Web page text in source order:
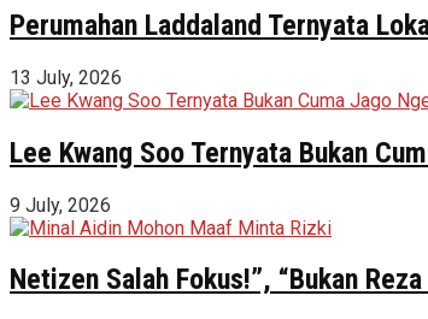
Perumahan Laddaland Ternyata
13 July, 2026
Lee Kwang Soo Ternyata Bukan
9 July, 2026
Netizen Salah Fokus!”, “Bukan